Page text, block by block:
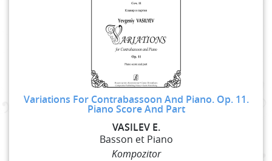
Variations For Contrabassoon And Piano. Op. 11.
Piano Score And Part
VASILEV E.
Basson et Piano
Kompozitor